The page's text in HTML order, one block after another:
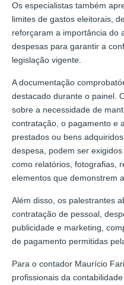
Os especialistas também
limites de gastos eleitorais,
reforçaram a importância do
despesas para garantir a
legislação vigente.
A documentação
destacado durante o painel.
sobre a necessidade de
contratação, o pagamento e
prestados ou bens
despesa, podem ser
como relatórios, fotografias,
elementos que demonstrem
Além disso, os palestrantes
contratação de pessoal,
publicidade e marketing,
de pagamento permitidas
Para o contador Maurício
profissionais da